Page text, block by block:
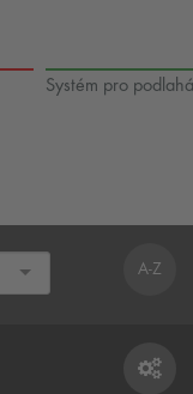
Systém pro
A-Z